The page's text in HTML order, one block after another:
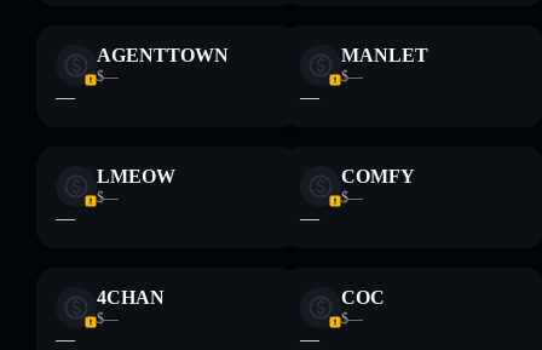
AGENTTOWN
$—
—
MANLET
$—
—
LMEOW
$—
—
COMFY
$—
—
4CHAN
$—
—
COC
$—
—